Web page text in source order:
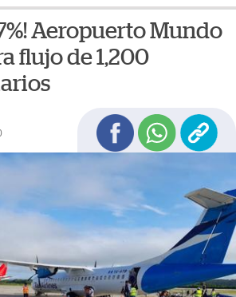
Aeropuerto Mundo
flujo de 1,200